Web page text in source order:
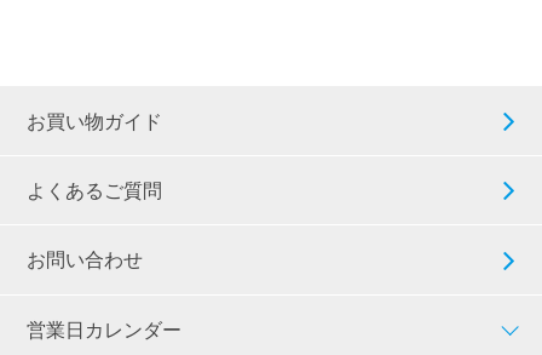
お買い物ガイド
よくあるご質問
お問い合わせ
営業日カレンダー